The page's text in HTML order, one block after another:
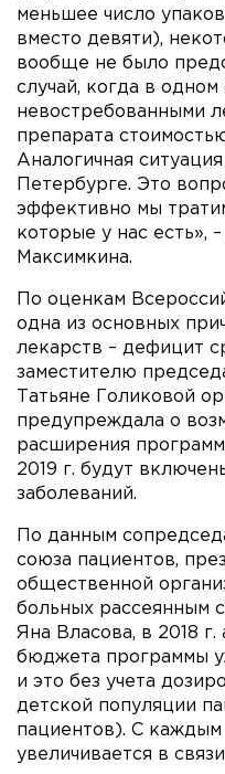
меньшее число
вместо девяти),
вообще не было
случай, когда в одном
невостребованными
препарата
Аналогичная
Петербурге. Это
эффективно мы
которые у нас есть»,
Максимкина.
По оценкам
одна из основных
лекарств – дефицит
заместителю
Татьяне Голиковой
предупреждала о
расширения
2019 г. будут
заболеваний.
По данным
союза пациентов,
общественной
больных
Яна Власова, в 2018
бюджета программы
и это без учета
детской популяции
пациентов). С каждым
увеличивается в